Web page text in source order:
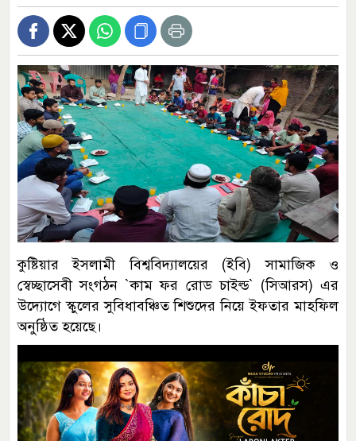
কুষ্টিয়ার ইসলামী বিশ্ববিদ্যালয়ের (ইবি) সামাজিক ও
স্বেচ্ছাসেবী সংগঠন ‍‍`কাম ফর রোড চাইল্ড‍‍` (সিআরস) এর
উদ্যোগে স্কুলের সুবিধাবঞ্চিত শিশুদের নিয়ে ইফতার মাহফিল
অনুষ্ঠিত হয়েছে।